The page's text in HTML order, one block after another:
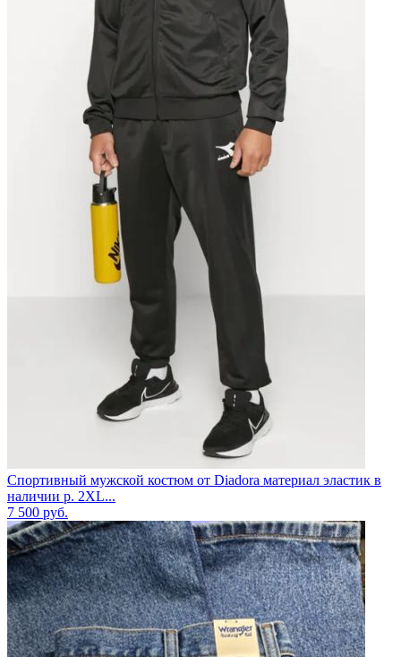
Спортивный мужской костюм от Diadora материал эластик в
наличии р. 2XL...
7 500 руб.